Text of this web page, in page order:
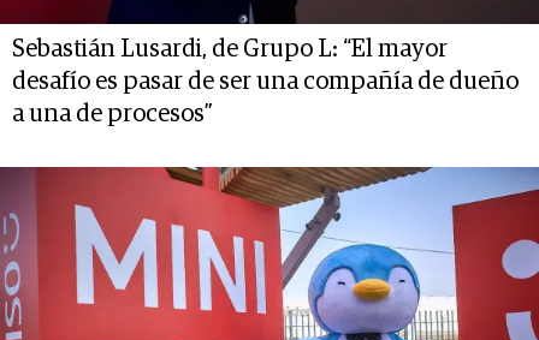
Sebastián Lusardi, de Grupo L: “El mayor
desafío es pasar de ser una compañía de dueño
a una de procesos”